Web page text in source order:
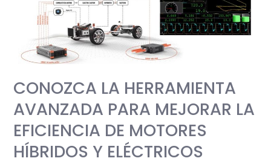
CONOZCA LA HERRAMIENTA
AVANZADA PARA MEJORAR LA
EFICIENCIA DE MOTORES
HÍBRIDOS Y ELÉCTRICOS
HERRAMIENTA
AVANZADA
PARA
LA
EFICIENCIA
DE
MOTORES
HÍBRIDOS